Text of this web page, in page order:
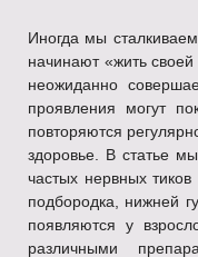
Иногда мы
начинают «жить
неожиданно
проявления могут
повторяются
здоровье. В статье
частых нервных
подбородка, нижней
появляются у
различными